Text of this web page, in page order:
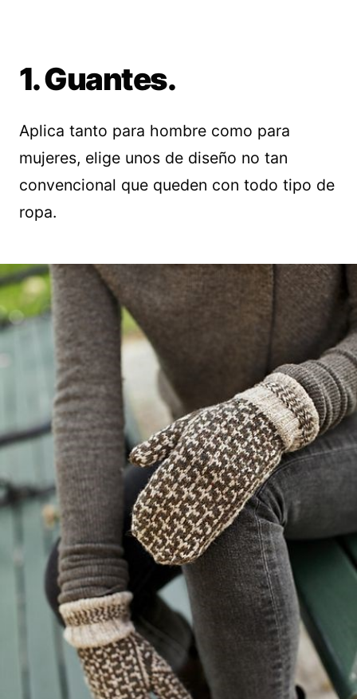
1. Guantes.
Aplica tanto para hombre como para
mujeres, elige unos de diseño no tan
convencional que queden con todo tipo de
ropa.